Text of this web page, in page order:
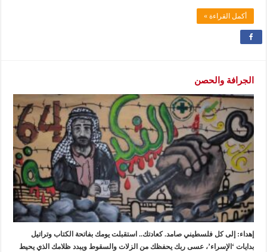
أكمل القراءة »
الجرافة والحصن
إهداء: إلى كل فلسطيني صامد. كعادتك.. استقبلت يومك بفاتحة الكتاب وتراتيل
بدايات ‘الإسراء’، عسى ربك يحفظك من الزلات والسقوط ويبدد ظلامك الذي يحيط